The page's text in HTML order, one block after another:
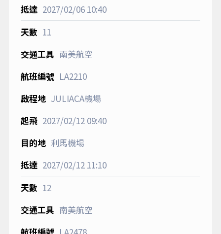
2027/02/0610:40
11
南美航空
LA2210
JULIACA機場
2027/02/1209:40
利馬機場
2027/02/1211:10
12
南美航空